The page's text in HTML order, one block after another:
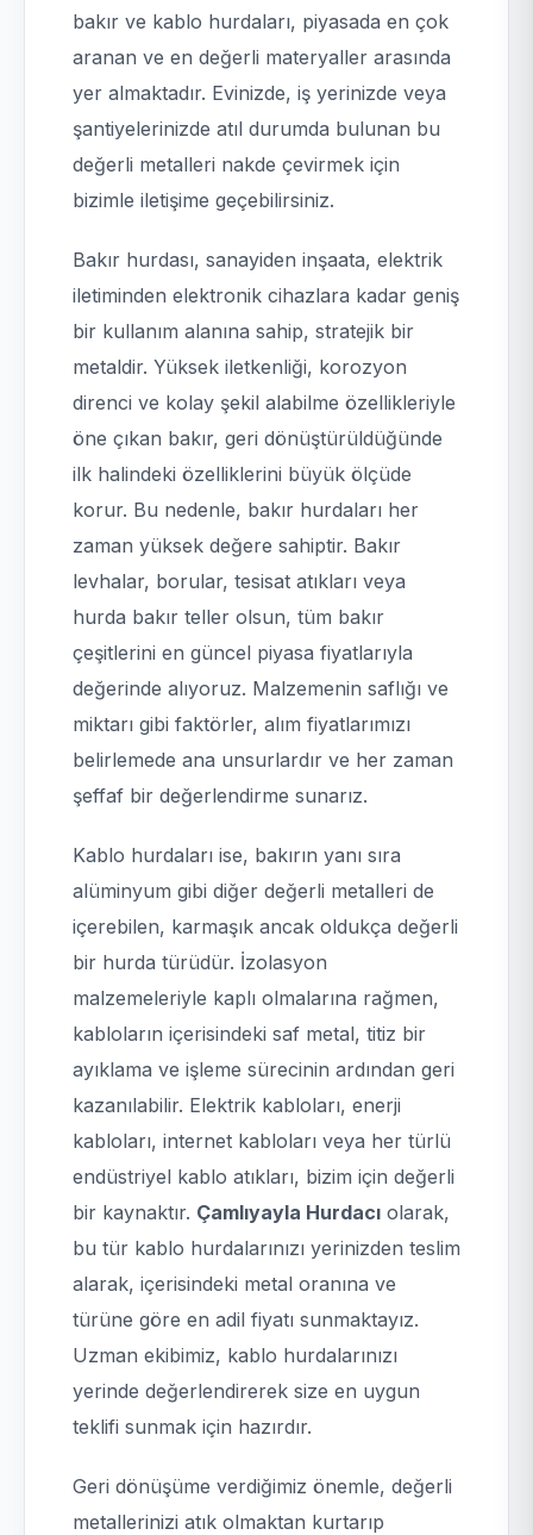
bakır ve kablo hurdaları, piyasada en çok
aranan ve en değerli materyaller arasında
yer almaktadır. Evinizde, iş yerinizde veya
şantiyelerinizde atıl durumda bulunan bu
değerli metalleri nakde çevirmek için
bizimle iletişime geçebilirsiniz.
Bakır hurdası, sanayiden inşaata, elektrik
iletiminden elektronik cihazlara kadar geniş
bir kullanım alanına sahip, stratejik bir
metaldir. Yüksek iletkenliği, korozyon
direnci ve kolay şekil alabilme özellikleriyle
öne çıkan bakır, geri dönüştürüldüğünde
ilk halindeki özelliklerini büyük ölçüde
korur. Bu nedenle, bakır hurdaları her
zaman yüksek değere sahiptir. Bakır
levhalar, borular, tesisat atıkları veya
hurda bakır teller olsun, tüm bakır
çeşitlerini en güncel piyasa fiyatlarıyla
değerinde alıyoruz. Malzemenin saflığı ve
miktarı gibi faktörler, alım fiyatlarımızı
belirlemede ana unsurlardır ve her zaman
şeffaf bir değerlendirme sunarız.
Kablo hurdaları ise, bakırın yanı sıra
alüminyum gibi diğer değerli metalleri de
içerebilen, karmaşık ancak oldukça değerli
bir hurda türüdür. İzolasyon
malzemeleriyle kaplı olmalarına rağmen,
kabloların içerisindeki saf metal, titiz bir
ayıklama ve işleme sürecinin ardından geri
kazanılabilir. Elektrik kabloları, enerji
kabloları, internet kabloları veya her türlü
endüstriyel kablo atıkları, bizim için değerli
bir kaynaktır. Çamlıyayla Hurdacı olarak,
bu tür kablo hurdalarınızı yerinizden teslim
alarak, içerisindeki metal oranına ve
türüne göre en adil fiyatı sunmaktayız.
Uzman ekibimiz, kablo hurdalarınızı
yerinde değerlendirerek size en uygun
teklifi sunmak için hazırdır.
Geri dönüşüme verdiğimiz önemle, değerli
metallerinizi atık olmaktan kurtarıp